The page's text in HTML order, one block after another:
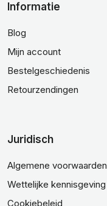
Informatie
Blog
Mijn account
Bestelgeschiedenis
Retourzendingen
Juridisch
Algemene voorwaarden
Wettelijke kennisgeving
Cookiebeleid